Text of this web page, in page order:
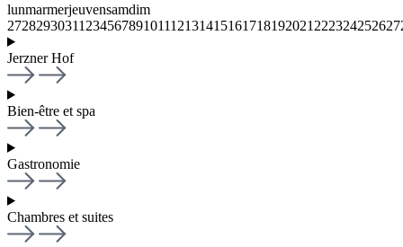
lunmarmerjeuvensamdim
27282930311 23456789101112131415161718192021 222324252627
Jerzner Hof
Bien-être et spa
Gastronomie
Chambres et suites